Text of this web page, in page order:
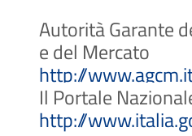
Autorità Garante
e del Mercato
http://
Il Portale
http://